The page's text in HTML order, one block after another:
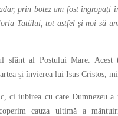
prin botez am fost îngropați
Tatălui, tot astfel și noi să
sfânt al Postului Mare. Acest
și învierea lui Isus Cristos,
ci iubirea cu care Dumnezeu a
cauza ultimă a